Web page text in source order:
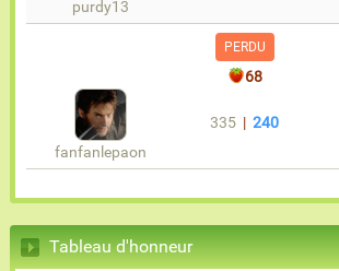
purdy13
PERDU
68
fanfanlepaon
335 |240
Tableau d'honneur